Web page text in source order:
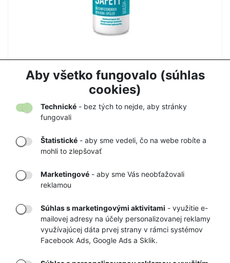
Aby všetko fungovalo (súhlas
cookies)
Technické - bez tých to nejde, aby stránky
fungovali
Štatistické - aby sme vedeli, čo na webe robíte a
mohli to zlepšovať
Marketingové - aby sme Vás neobťažovali
reklamou
Súhlas s marketingovými aktivitami - využitie e-
mailovej adresy na účely personalizovanej reklamy
využívajúcej dáta prvej strany v rámci systémov
Facebook Ads, Google Ads a Sklik.
HEY SAFETY WASH 250ml - prací prostriedok
10,00 €
TOVARU AŽ K
VÁM DOMOV
OBCHOD
RÝCHLE
DORUČENIE
GARANCIA
NAJNIŽŠÍCH CIEN